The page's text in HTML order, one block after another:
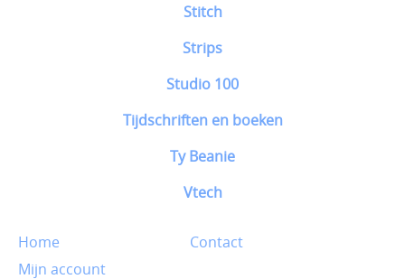
Stitch
Strips
Studio 100
Tijdschriften en boeken
Ty Beanie
Vtech
Home
Contact
Mijn account